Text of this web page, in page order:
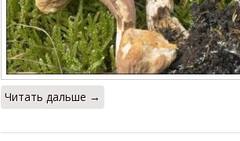
Читать дальше →